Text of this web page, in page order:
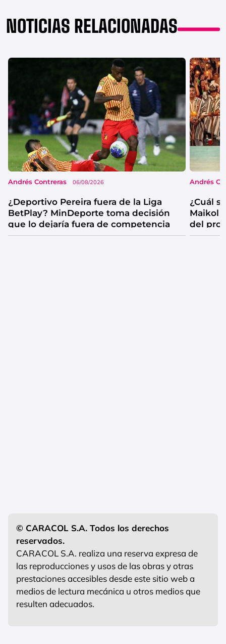
NOTICIAS RELACIONADAS
Andrés Contreras 06/08/2026
¿Deportivo Pereira fuera de la Liga
BetPlay? MinDeporte toma decisión
que lo dejaría fuera de competencia
Andrés
¿Cuál
Maikol
del
© CARACOL S.A. Todos los derechos
reservados.
CARACOL S.A. realiza una reserva expresa de
las reproducciones y usos de las obras y otras
prestaciones accesibles desde este sitio web a
medios de lectura mecánica u otros medios que
resulten adecuados.